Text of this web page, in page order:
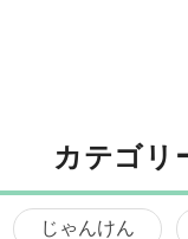
カテゴリ
じゃんけん